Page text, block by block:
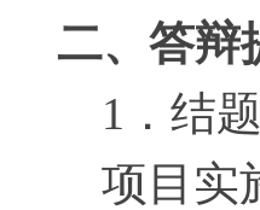
二、答辩
1．结
项目实